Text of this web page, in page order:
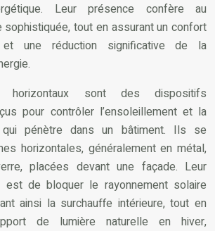
Leur présence confère au
sophistiquée, tout en assurant un confort
et une réduction significative de la
horizontaux sont des dispositifs
pour contrôler l’ensoleillement et la
qui pénètre dans un bâtiment. Ils se
horizontales, généralement en métal,
placées devant une façade. Leur
est de bloquer le rayonnement solaire
ainsi la surchauffe intérieure, tout en
de lumière naturelle en hiver,